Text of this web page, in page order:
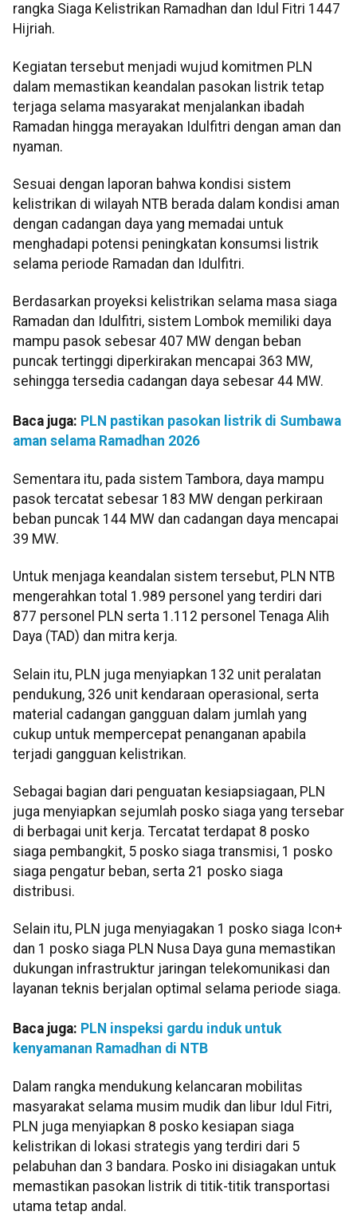
rangka Siaga Kelistrikan Ramadhan dan Idul Fitri 1447
Hijriah.
Kegiatan tersebut menjadi wujud komitmen PLN
dalam memastikan keandalan pasokan listrik tetap
terjaga selama masyarakat menjalankan ibadah
Ramadan hingga merayakan Idulfitri dengan aman dan
nyaman.
Sesuai dengan laporan bahwa kondisi sistem
kelistrikan di wilayah NTB berada dalam kondisi aman
dengan cadangan daya yang memadai untuk
menghadapi potensi peningkatan konsumsi listrik
selama periode Ramadan dan Idulfitri.
Berdasarkan proyeksi kelistrikan selama masa siaga
Ramadan dan Idulfitri, sistem Lombok memiliki daya
mampu pasok sebesar 407 MW dengan beban
puncak tertinggi diperkirakan mencapai 363 MW,
sehingga tersedia cadangan daya sebesar 44 MW.
Baca juga: PLN pastikan pasokan listrik di Sumbawa
aman selama Ramadhan 2026
Sementara itu, pada sistem Tambora, daya mampu
pasok tercatat sebesar 183 MW dengan perkiraan
beban puncak 144 MW dan cadangan daya mencapai
39 MW.
Untuk menjaga keandalan sistem tersebut, PLN NTB
mengerahkan total 1.989 personel yang terdiri dari
877 personel PLN serta 1.112 personel Tenaga Alih
Daya (TAD) dan mitra kerja.
Selain itu, PLN juga menyiapkan 132 unit peralatan
pendukung, 326 unit kendaraan operasional, serta
material cadangan gangguan dalam jumlah yang
cukup untuk mempercepat penanganan apabila
terjadi gangguan kelistrikan.
Sebagai bagian dari penguatan kesiapsiagaan, PLN
juga menyiapkan sejumlah posko siaga yang tersebar
di berbagai unit kerja. Tercatat terdapat 8 posko
siaga pembangkit, 5 posko siaga transmisi, 1 posko
siaga pengatur beban, serta 21 posko siaga
distribusi.
Selain itu, PLN juga menyiagakan 1 posko siaga Icon+
dan 1 posko siaga PLN Nusa Daya guna memastikan
dukungan infrastruktur jaringan telekomunikasi dan
layanan teknis berjalan optimal selama periode siaga.
Baca juga: PLN inspeksi gardu induk untuk
kenyamanan Ramadhan di NTB
Dalam rangka mendukung kelancaran mobilitas
masyarakat selama musim mudik dan libur Idul Fitri,
PLN juga menyiapkan 8 posko kesiapan siaga
kelistrikan di lokasi strategis yang terdiri dari 5
pelabuhan dan 3 bandara. Posko ini disiagakan untuk
memastikan pasokan listrik di titik-titik transportasi
utama tetap andal.